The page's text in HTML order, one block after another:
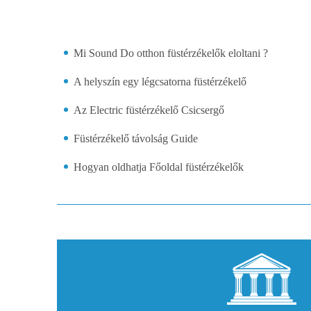
Mi Sound Do otthon füstérzékelők eloltani ?
A helyszín egy légcsatorna füstérzékelő
Az Electric füstérzékelő Csicsergő
Füstérzékelő távolság Guide
Hogyan oldhatja Főoldal füstérzékelők